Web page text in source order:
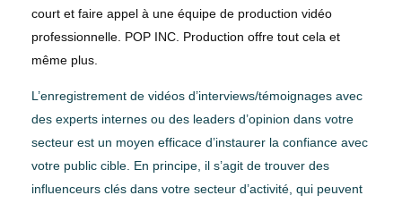
court et faire appel à une équipe de production vidéo
professionnelle. POP INC. Production offre tout cela et
même plus.
L’enregistrement de vidéos d’interviews/témoignages avec
des experts internes ou des leaders d’opinion dans votre
secteur est un moyen efficace d’instaurer la confiance avec
votre public cible. En principe, il s’agit de trouver des
influenceurs clés dans votre secteur d’activité, qui peuvent